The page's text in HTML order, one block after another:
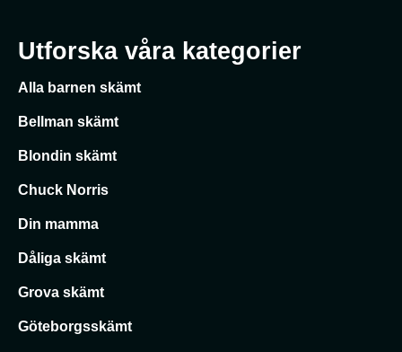
Utforska våra kategorier
Alla barnen skämt
Bellman skämt
Blondin skämt
Chuck Norris
Din mamma
Dåliga skämt
Grova skämt
Göteborgsskämt